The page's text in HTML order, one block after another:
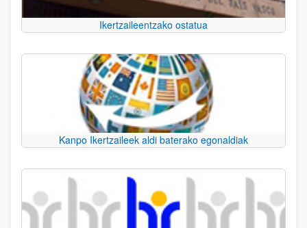
Ikertzaileentzako ostatua
Kanpo Ikertzaileek aldi baterako egonaldiak